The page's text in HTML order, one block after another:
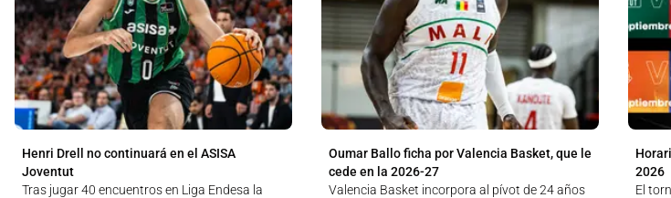
Henri Drell no continuará en el ASISA
Joventut
Tras jugar 40 encuentros en Liga Endesa la
Oumar Ballo ficha por Valencia Basket, que le
cede en la 2026-27
Valencia Basket incorpora al pívot de 24 años
2026
El